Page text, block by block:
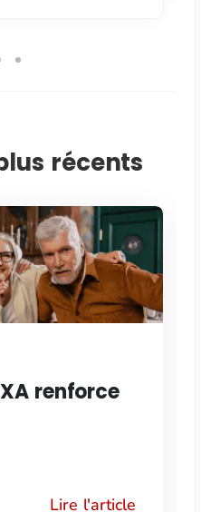
récents
renforce
Lire l'article